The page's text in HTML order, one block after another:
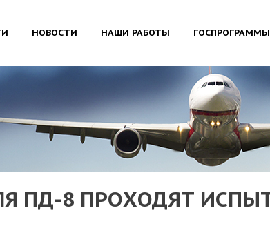
НОВОСТИ НАШИ РАБОТЫ ГОСПРОГРАММЫ
ПД-8 ПРОХОДЯТ